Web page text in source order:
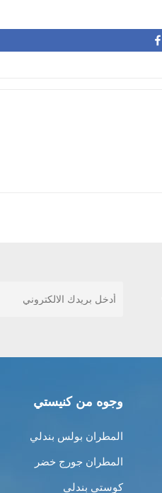
وجوه من كنيستي
المطران بولس بندلي
المطران جورج خضر
كوستي بندلي